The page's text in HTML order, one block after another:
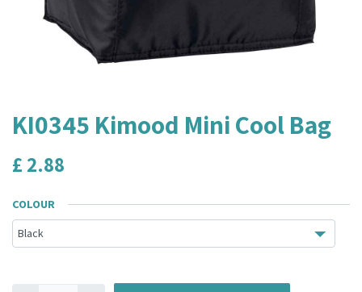
KI0345 Kimood Mini Cool Bag
£ 2.88
COLOUR